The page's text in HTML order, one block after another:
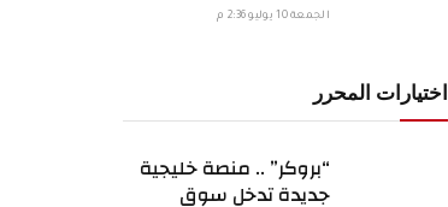
الجمعة 10 يوليو 2:36 م
اختيارات المحرر
“بروكر” .. منصة خليجية
جديدة تدخل سوق